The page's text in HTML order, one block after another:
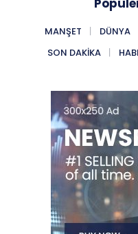
MANŞET DÜNYA
SON DAKIKA